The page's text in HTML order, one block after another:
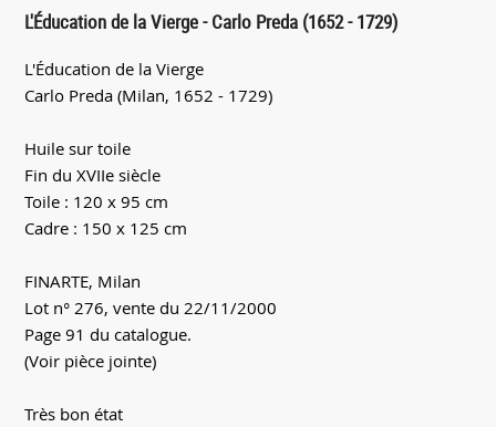
L'Éducation de la Vierge - Carlo Preda (1652 - 1729)
L'Éducation de la Vierge
Carlo Preda (Milan, 1652 - 1729)
Huile sur toile
Fin du XVIIe siècle
Toile : 120 x 95 cm
Cadre : 150 x 125 cm
FINARTE, Milan
Lot n° 276, vente du 22/11/2000
Page 91 du catalogue.
(Voir pièce jointe)
Très bon état